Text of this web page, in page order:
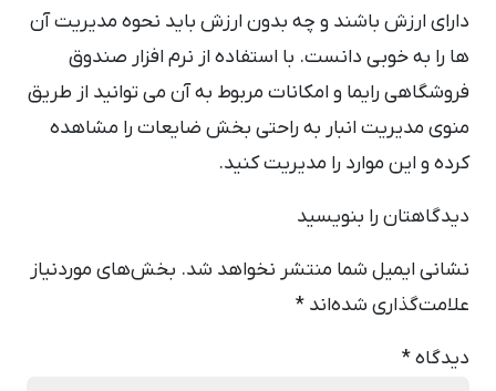
دارای ارزش باشند و چه بدون ارزش باید نحوه مدیریت آن
ها را به خوبی دانست. با استفاده از نرم افزار صندوق
فروشگاهی رایما و امکانات مربوط به آن می توانید از طریق
منوی مدیریت انبار به راحتی بخش ضایعات را مشاهده
کرده و این موارد را مدیریت کنید.
دیدگاهتان را بنویسید
نشانی ایمیل شما منتشر نخواهد شد. بخش‌های موردنیاز
علامت‌گذاری شده‌اند *
دیدگاه*